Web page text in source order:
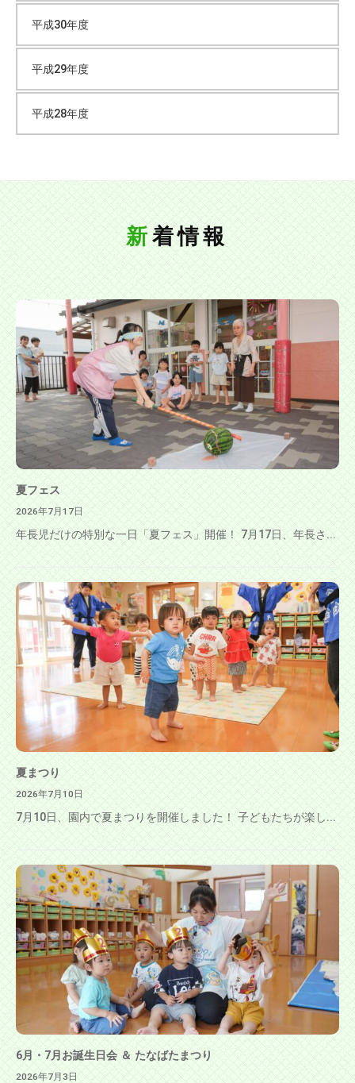
認
保
園
。
平成30年度
平成29年度
平成28年度
新着情報
夏フェス
2026年7月17日
年長児だけの特別な一日「夏フェス」開催！ 7月17日、年長さ...
夏まつり
2026年7月10日
7月10日、園内で夏まつりを開催しました！ 子どもたちが楽し...
6月・7月お誕生日会 ＆ たなばたまつり
2026年7月3日